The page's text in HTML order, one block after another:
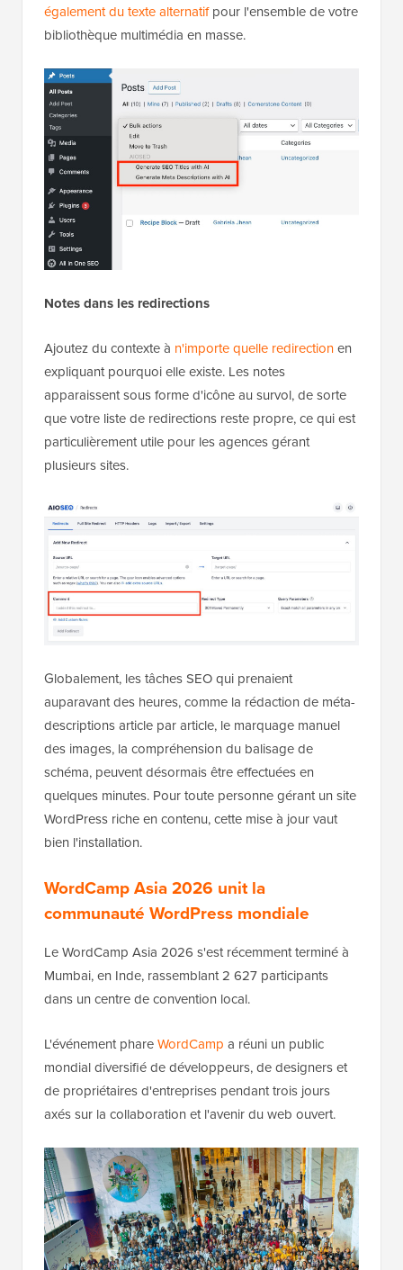
également du texte alternatifpour l'ensemble de votre
bibliothèque multimédia en masse.
Notes dans les redirections
Ajoutez du contexte à n'importe quelle redirectionen
expliquant pourquoi elle existe. Les notes
apparaissent sous forme d'icône au survol, de sorte
que votre liste de redirections reste propre, ce qui est
particulièrement utile pour les agences gérant
plusieurs sites.
Globalement, les tâches SEO qui prenaient
auparavant des heures, comme la rédaction de méta-
descriptions article par article, le marquage manuel
des images, la compréhension du balisage de
schéma, peuvent désormais être effectuées en
quelques minutes. Pour toute personne gérant un site
WordPress riche en contenu, cette mise à jour vaut
bien l'installation.
WordCamp Asia 2026 unit la
communauté WordPress mondiale
Le WordCamp Asia 2026 s'est récemment terminé à
Mumbai, en Inde, rassemblant 2 627 participants
dans un centre de convention local.
L'événement phareWordCamp a réuni un public
mondial diversifié de développeurs, de designers et
de propriétaires d'entreprises pendant trois jours
axés sur la collaboration et l'avenir du web ouvert.